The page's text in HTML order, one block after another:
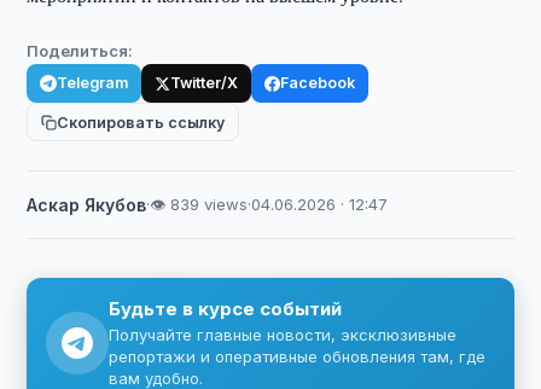
Поделиться:
Telegram Twitter/X Facebook
Скопировать ссылку
Аскар Якубов·👁 839 views·04.06.2026 · 12:47
Будьте в курсе событий
Получайте главные новости, эксклюзивные
репортажи и оперативные обновления там, где
вам удобно.